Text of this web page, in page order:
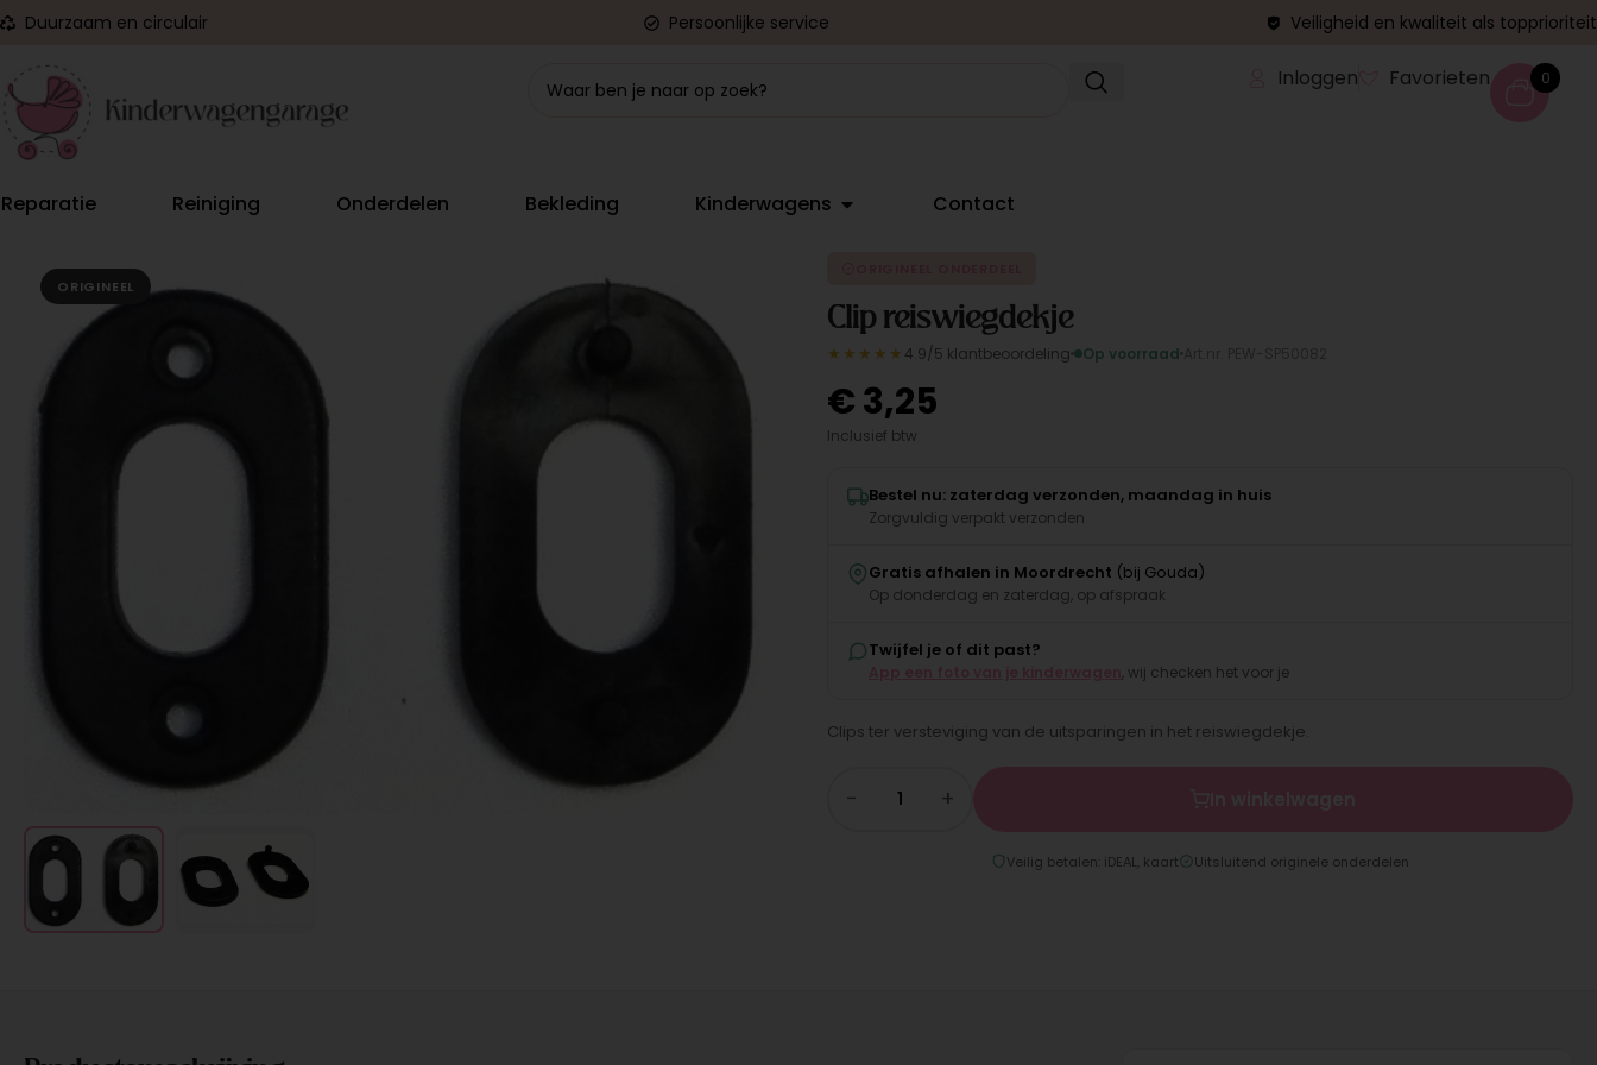
Duurzaam en circulair Persoonlijke service Veiligheid en kwaliteit als topprioriteit
Inloggen Favorieten 0
Reparatie Reiniging Onderdelen Bekleding Kinderwagens Contact
ORIGINEEL
Clip reiswiegdekje
★★★★★ 4.9/5 klantbeoordeling Op voorraad
€3,25
Inclusief btw
Bestel nu: zaterdag verzonden, maandag in huis
Zorgvuldig verpakt verzonden
Gratis afhalen in Moordrecht (bij Gouda)
Op donderdag en zaterdag, op afspraak
Twijfel je of dit past?
, wij checken het voor je
Clips ter versteviging van de uitsparingen in het reiswiegdekje.
− +
Veilig betalen: iDEAL, kaart Uitsluitend originele onderdelen